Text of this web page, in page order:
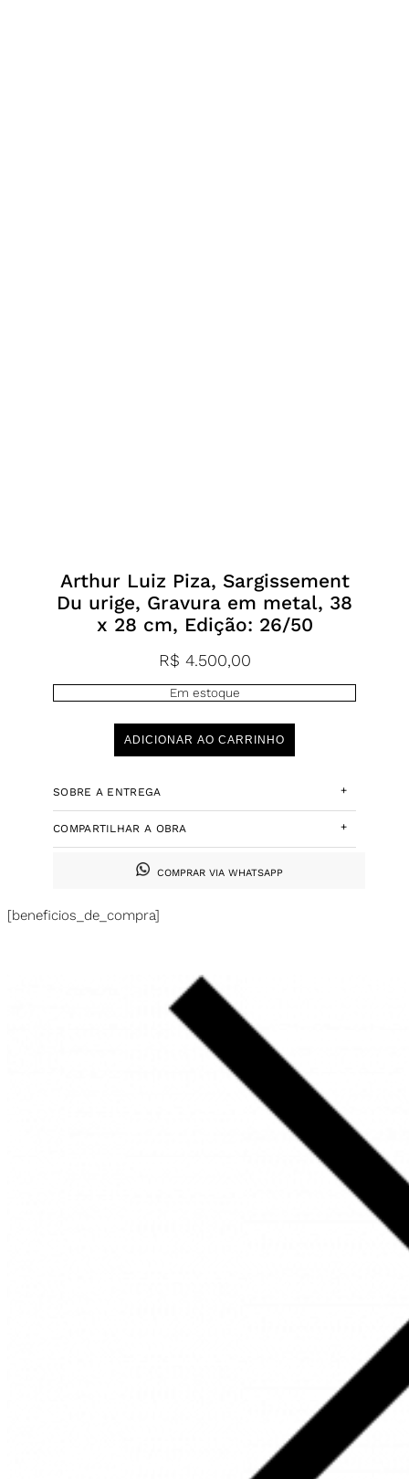
Arthur Luiz Piza, Sargissement
Du urige, Gravura em metal, 38
x 28 cm, Edição: 26/50
R$ 4.500,00
Em estoque
ADICIONAR AO CARRINHO
SOBRE A ENTREGA +
COMPARTILHAR A OBRA +
COMPRAR VIA WHATSAPP
[beneficios_de_compra]